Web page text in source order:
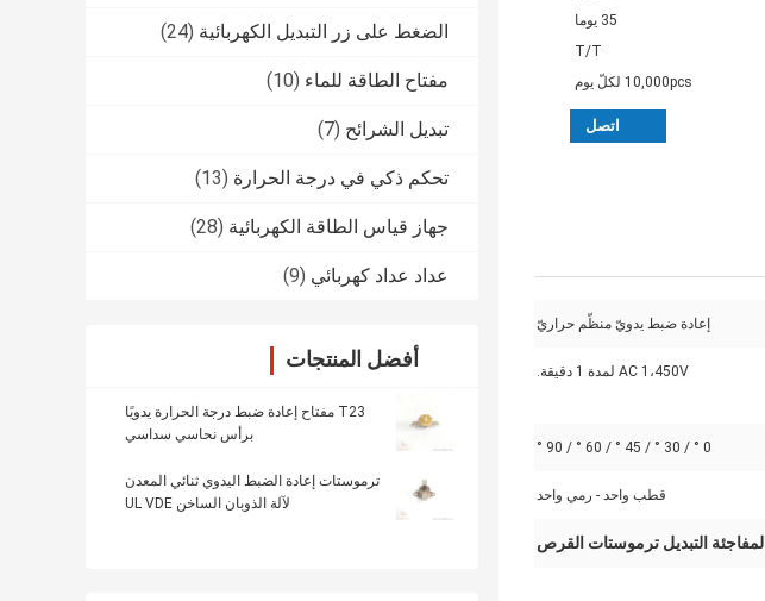
الضغط على زر التبديل الكهربائية (24)
مفتاح الطاقة للماء (10)
تبديل الشرائح (7)
تحكم ذكي في درجة الحرارة (13)
جهاز قياس الطاقة الكهربائية (28)
عداد عداد كهربائي (9)
أفضل المنتجات
T23 مفتاح إعادة ضبط درجة الحرارة يدويًا
برأس نحاسي سداسي
ترموستات إعادة الضبط اليدوي ثنائي المعدن
لآلة الذوبان الساخن UL VDE
35 يوما
T/T
10,000pcs لكلّ يوم
اتصل
إعادة ضبط يدويّ منظّم حراريّ
AC 1،450V لمدة 1 دقيقة.
0 ° / 30 ° / 45 ° / 60 ° / 90 °
قطب واحد - رمي واحد
المفاجئة التبديل ترموستات القرص